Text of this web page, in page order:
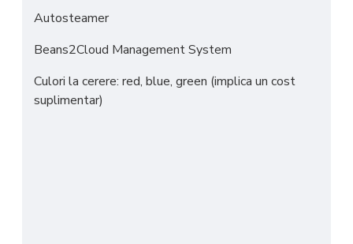
Autosteamer
Beans2Cloud Management System
Culori la cerere: red, blue, green (implica un cost
suplimentar)